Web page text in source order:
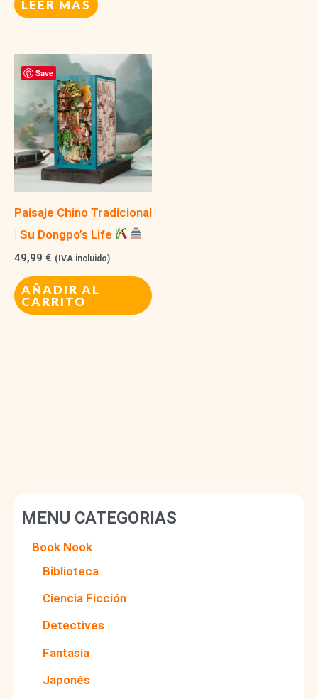
MENU CATEGORIAS
Book Nook
Biblioteca
Ciencia Ficción
Detectives
Fantasía
Japonés
era:
es:
LEER MÁS
Save
Paisaje Chino Tradicional
| Su Dongpo’s Life
49,99 € (IVA incluido)
AÑADIR AL
CARRITO